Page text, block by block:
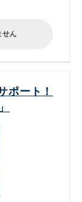
せん
ポート！